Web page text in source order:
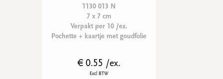
1130 013 N
7 x 7 cm
Verpakt per 10 /ex.
Pochette + kaartje met goudfolie
€ 0.55 /ex.
Excl BTW